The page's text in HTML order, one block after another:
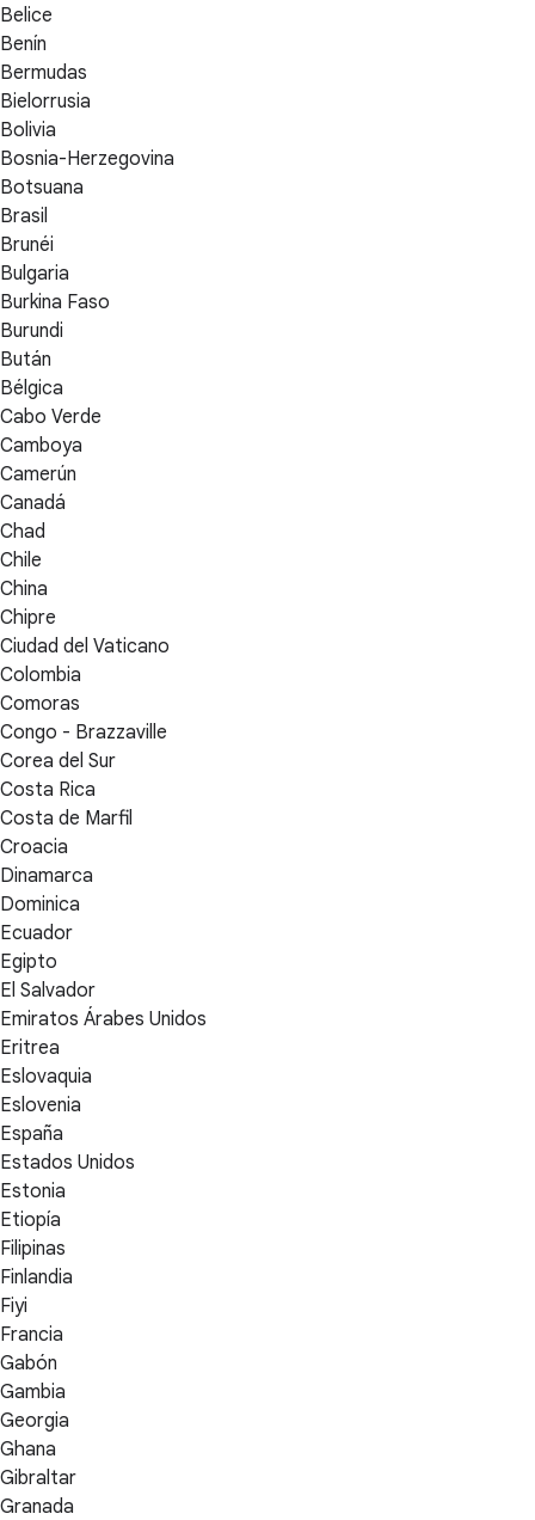
Belice
Benín
Bermudas
Bielorrusia
Bolivia
Bosnia-Herzegovina
Botsuana
Brasil
Brunéi
Bulgaria
Burkina Faso
Burundi
Bután
Bélgica
Cabo Verde
Camboya
Camerún
Canadá
Chad
Chile
China
Chipre
Ciudad del Vaticano
Colombia
Comoras
Congo - Brazzaville
Corea del Sur
Costa Rica
Costa de Marfil
Croacia
Dinamarca
Dominica
Ecuador
Egipto
El Salvador
Emiratos Árabes Unidos
Eritrea
Eslovaquia
Eslovenia
España
Estados Unidos
Estonia
Etiopía
Filipinas
Finlandia
Fiyi
Francia
Gabón
Gambia
Georgia
Ghana
Gibraltar
Granada